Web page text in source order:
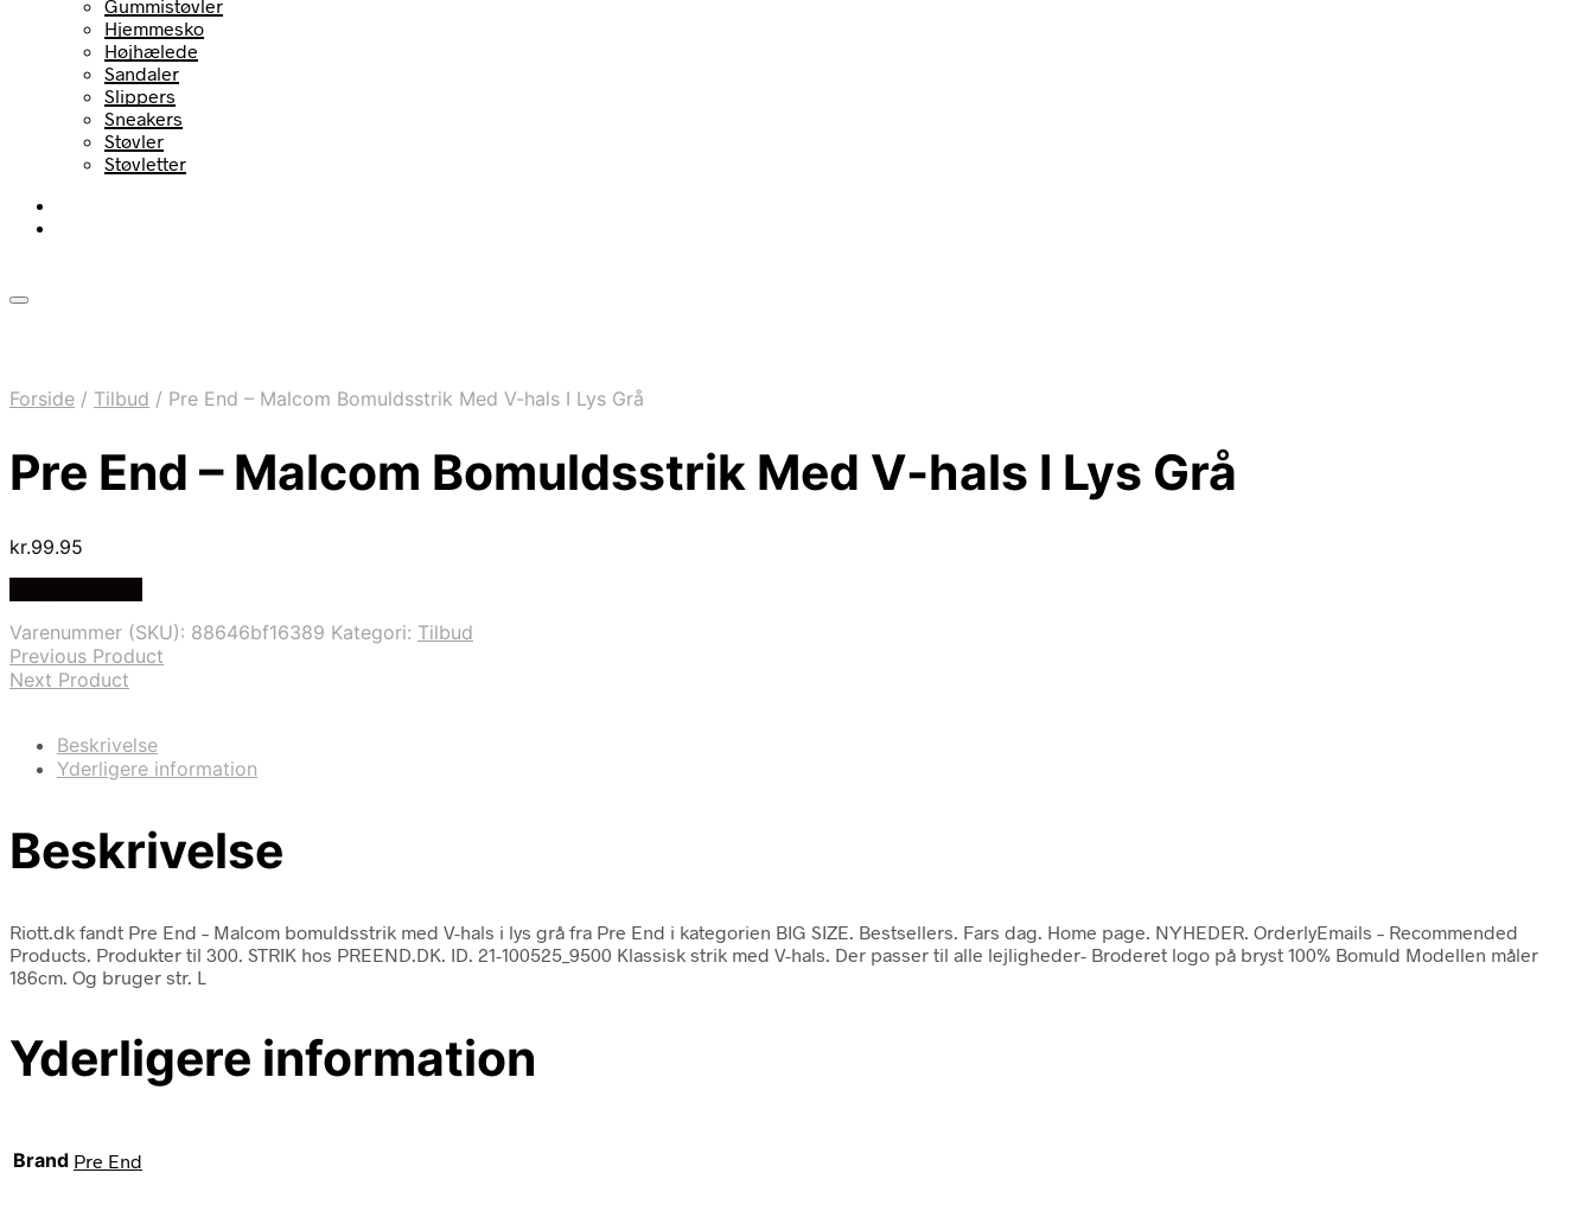
Gummistøvler
Hjemmesko
Højhælede
Sandaler
Slippers
Sneakers
Støvler
Støvletter
Forside / Tilbud / Pre End – Malcom Bomuldsstrik Med V-hals I Lys Grå
Pre End – Malcom Bomuldsstrik Med V-hals I Lys Grå
kr.99.95
Varenummer (SKU): 88646bf16389 Kategori: Tilbud
Previous Product
Next Product
Beskrivelse
Yderligere information
Beskrivelse
Riott.dk fandt Pre End – Malcom bomuldsstrik med V-hals i lys grå fra Pre End i kategorien BIG SIZE. Bestsellers. Fars dag. Home page. NYHEDER. OrderlyEmails – Recommended
Products. Produkter til 300. STRIK hos PREEND.DK. ID. 21-100525_9500 Klassisk strik med V-hals. Der passer til alle lejligheder- Broderet logo på bryst 100% Bomuld Modellen måler
186cm. Og bruger str. L
Yderligere information
Brand Pre End